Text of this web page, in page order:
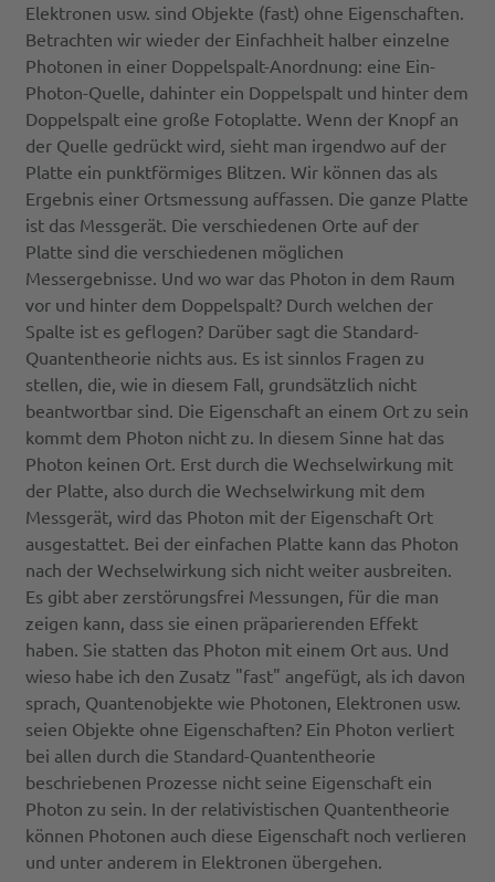
Elektronen usw. sind Objekte (fast) ohne Eigenschaften.
Betrachten wir wieder der Einfachheit halber einzelne
Photonen in einer Doppelspalt-Anordnung: eine Ein-
Photon-Quelle, dahinter ein Doppelspalt und hinter dem
Doppelspalt eine große Fotoplatte. Wenn der Knopf an
der Quelle gedrückt wird, sieht man irgendwo auf der
Platte ein punktförmiges Blitzen. Wir können das als
Ergebnis einer Ortsmessung auffassen. Die ganze Platte
ist das Messgerät. Die verschiedenen Orte auf der
Platte sind die verschiedenen möglichen
Messergebnisse. Und wo war das Photon in dem Raum
vor und hinter dem Doppelspalt? Durch welchen der
Spalte ist es geflogen? Darüber sagt die Standard-
Quantentheorie nichts aus. Es ist sinnlos Fragen zu
stellen, die, wie in diesem Fall, grundsätzlich nicht
beantwortbar sind. Die Eigenschaft an einem Ort zu sein
kommt dem Photon nicht zu. In diesem Sinne hat das
Photon keinen Ort. Erst durch die Wechselwirkung mit
der Platte, also durch die Wechselwirkung mit dem
Messgerät, wird das Photon mit der Eigenschaft Ort
ausgestattet. Bei der einfachen Platte kann das Photon
nach der Wechselwirkung sich nicht weiter ausbreiten.
Es gibt aber zerstörungsfrei Messungen, für die man
zeigen kann, dass sie einen präparierenden Effekt
haben. Sie statten das Photon mit einem Ort aus. Und
wieso habe ich den Zusatz "fast" angefügt, als ich davon
sprach, Quantenobjekte wie Photonen, Elektronen usw.
seien Objekte ohne Eigenschaften? Ein Photon verliert
bei allen durch die Standard-Quantentheorie
beschriebenen Prozesse nicht seine Eigenschaft ein
Photon zu sein. In der relativistischen Quantentheorie
können Photonen auch diese Eigenschaft noch verlieren
und unter anderem in Elektronen übergehen.